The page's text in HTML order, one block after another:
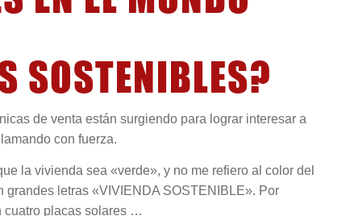
SOSTENIBLES?
de venta están surgiendo para lograr interesar a
con fuerza.
la vivienda sea «verde», y no me refiero al color del
letras «VIVIENDA SOSTENIBLE». Por
cuatro placas solares …